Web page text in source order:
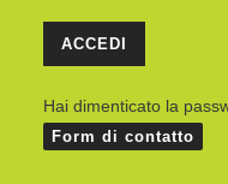
Hai dimenticato la
Form di contatto